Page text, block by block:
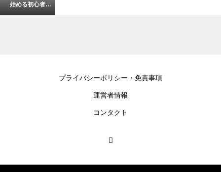
始める初心者向
け指南！土作り
プライバシーポリシー・免責事項
運営者情報
コンタクト